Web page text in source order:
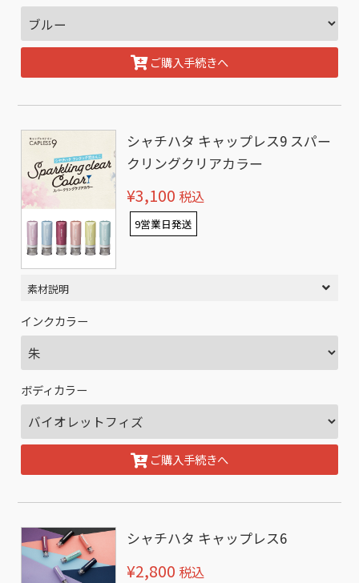
ご購入手続きへ
シャチハタ キャップレス9 スパー
クリングクリアカラー
¥3,100 税込
9営業日発送
素材説明
インクカラー
ボディカラー
ご購入手続きへ
シャチハタ キャップレス6
¥2,800 税込